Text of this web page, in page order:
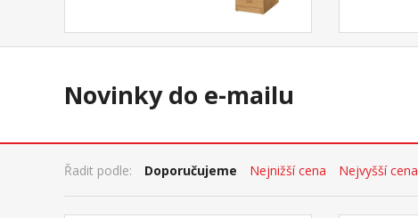
Novinky do e-mailu
Řadit podle: Doporučujeme Nejnižší cena Nejvyšší cena